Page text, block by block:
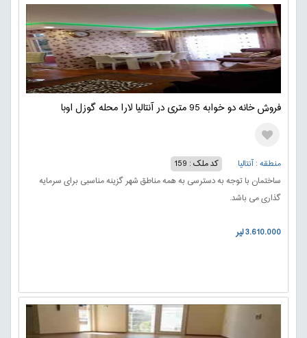
فروش خانه دو خوابه 95 متری در آنتالیا لارا محله گوزل اوبا
منطقه : آنتالیا
کد ملک : 159
ساختمان با توجه به دسترسی به همه مناطق شهر گزینه مناسبی برای سرمایه
گذاری می باشد.
3.610.000 لیر